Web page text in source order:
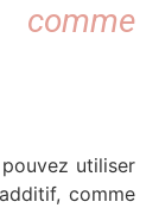
utiliser
comme